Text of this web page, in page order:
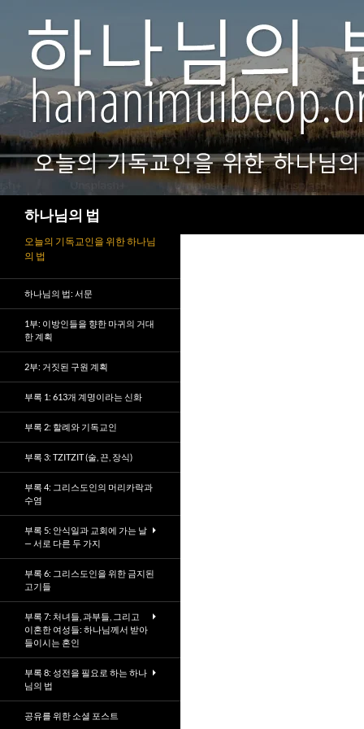
하나님의 법
오늘의 기독교인을 위한 하나님
의 법
하나님의 법: 서문
1부: 이방인들을 향한 마귀의 거대
한 계획
2부: 거짓된 구원 계획
부록 1: 613개 계명이라는 신화
부록 2: 할례와 기독교인
부록 3: TZITZIT (술, 끈, 장식)
부록 4: 그리스도인의 머리카락과
수염
부록 5: 안식일과 교회에 가는 날
— 서로 다른 두 가지
부록 6: 그리스도인을 위한 금지된
고기들
부록 7: 처녀들, 과부들, 그리고
이혼한 여성들: 하나님께서 받아
들이시는 혼인
부록 8: 성전을 필요로 하는 하나
님의 법
공유를 위한 소셜 포스트